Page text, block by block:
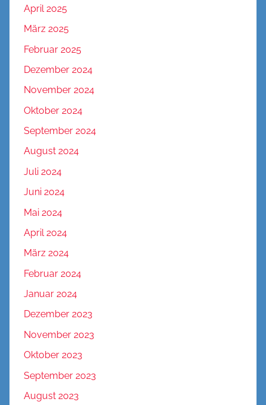
April 2025
März 2025
Februar 2025
Dezember 2024
November 2024
Oktober 2024
September 2024
August 2024
Juli 2024
Juni 2024
Mai 2024
April 2024
März 2024
Februar 2024
Januar 2024
Dezember 2023
November 2023
Oktober 2023
September 2023
August 2023